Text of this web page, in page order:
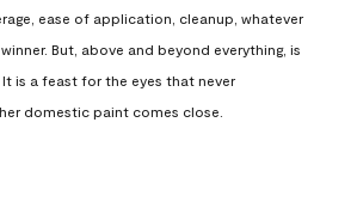
ease of application, cleanup, whatever
But, above and beyond everything, is
is a feast for the eyes that never
domestic paint comes close.